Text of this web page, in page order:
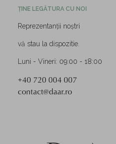
ȚINE LEGĂTURA CU NOI
Reprezentanții noștri
vă stau la dispozitie.
Luni - Vineri: 09:00 - 18:00
+40 720 004 007
contact@daar.ro